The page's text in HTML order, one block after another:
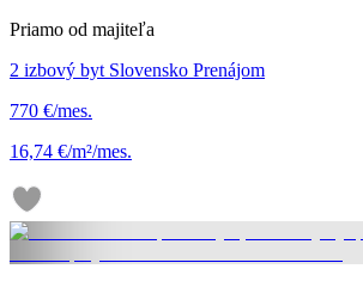
Priamo od majiteľa
2 izbový byt Slovensko Prenájom
770 €/mes.
16,74 €/m²/mes.